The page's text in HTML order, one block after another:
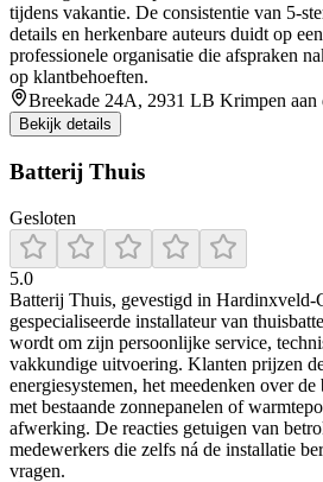
tijdens vakantie. De consistentie van 5-
details en herkenbare auteurs duidt op
professionele organisatie die afspraken
op klantbehoeften.
Breekade 24A, 2931 LB Krimpen aan
Bekijk details
Batterij Thuis
Gesloten
5.0
Batterij Thuis, gevestigd in
gespecialiseerde installateur van
wordt om zijn persoonlijke service,
vakkundige uitvoering. Klanten prijzen
energiesystemen, het meedenken over
met bestaande zonnepanelen of
afwerking. De reacties getuigen van
medewerkers die zelfs ná de installatie
vragen.